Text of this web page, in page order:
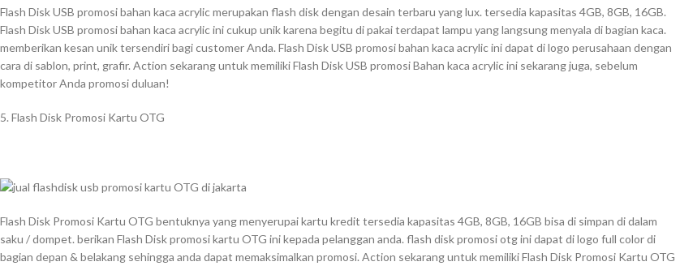
Flash Disk USB promosi bahan kaca acrylic merupakan flash disk dengan desain terbaru yang lux. tersedia kapasitas 4GB, 8GB, 16GB.
Flash Disk USB promosi bahan kaca acrylic ini cukup unik karena begitu di pakai terdapat lampu yang langsung menyala di bagian kaca.
memberikan kesan unik tersendiri bagi customer Anda. Flash Disk USB promosi bahan kaca acrylic ini dapat di logo perusahaan dengan
cara di sablon, print, grafir. Action sekarang untuk memiliki Flash Disk USB promosi Bahan kaca acrylic ini sekarang juga, sebelum
kompetitor Anda promosi duluan!
5. Flash Disk Promosi Kartu OTG
Flash Disk Promosi Kartu OTG bentuknya yang menyerupai kartu kredit tersedia kapasitas 4GB, 8GB, 16GB bisa di simpan di dalam
saku / dompet. berikan Flash Disk promosi kartu OTG ini kepada pelanggan anda. flash disk promosi otg ini dapat di logo full color di
bagian depan & belakang sehingga anda dapat memaksimalkan promosi. Action sekarang untuk memiliki Flash Disk Promosi Kartu OTG